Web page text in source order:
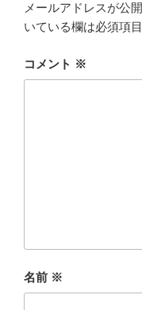
メールアドレスが公
いている欄は必須項
コメント ※
名前 ※